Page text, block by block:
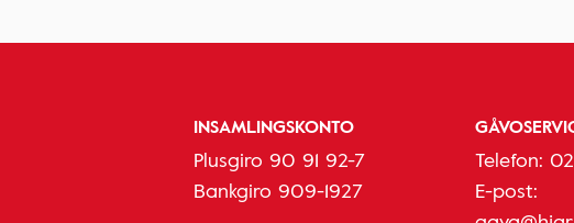
INSAMLINGSKONTO
Plusgiro 90 91 92-7
Bankgiro 909-1927
Telefon:
E-post: